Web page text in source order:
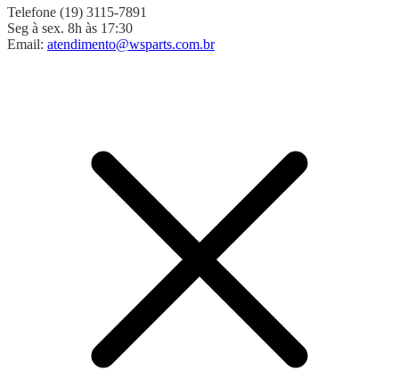
Telefone (19) 3115-7891
Seg à sex. 8h às 17:30
Email: atendimento@wsparts.com.br